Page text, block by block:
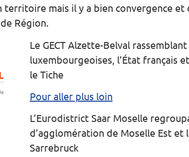
territoire mais il y a bien convergence
Région.
Le GECT Alzette-Belval
luxembourgeoises, l’État français
le Tiche
Pour aller plus loin
L’Eurodistrict Saar Moselle
d’agglomération de Moselle Est et
Sarrebruck